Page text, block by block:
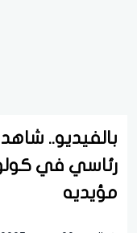
بالفيديو..
رئاسي في
مؤيديه